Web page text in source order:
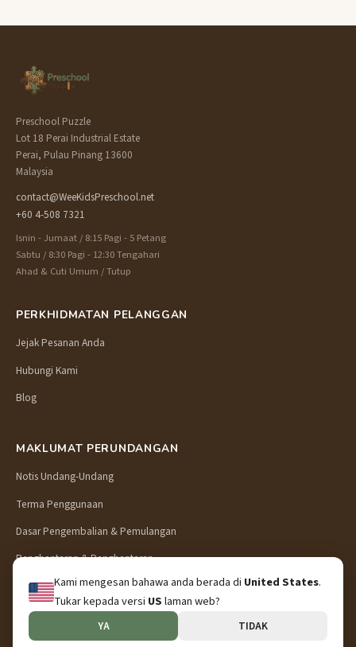
Kami mengesan bahawa anda berada di United States.
Tukar kepada versi USlaman web?
YA TIDAK
Preschool Puzzle
Lot 18 Perai Industrial Estate
Perai, Pulau Pinang 13600
Malaysia
contact@WeeKidsPreschool.net
+60 4-508 7321
Isnin - Jumaat / 8:15 Pagi - 5 Petang
Sabtu / 8:30 Pagi - 12:30 Tengahari
Ahad & Cuti Umum / Tutup
PERKHIDMATAN PELANGGAN
Jejak Pesanan Anda
Hubungi Kami
Blog
MAKLUMAT PERUNDANGAN
Notis Undang-Undang
Terma Penggunaan
Dasar Pengembalian & Pemulangan
Penghantaran & Penghantaran
Dasar Privasi